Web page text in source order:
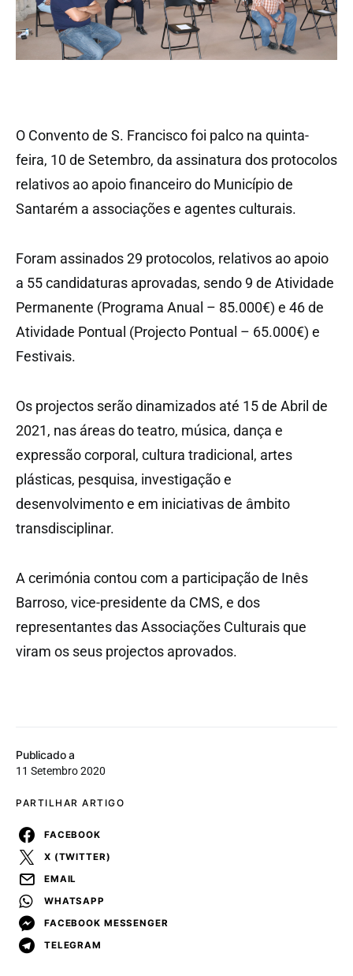
Publicado a
11 Setembro 2020
PARTILHAR ARTIGO
FACEBOOK
X (TWITTER)
EMAIL
WHATSAPP
FACEBOOK MESSENGER
TELEGRAM
O Convento de S. Francisco foi palco na quinta-
feira, 10 de Setembro, da assinatura dos protocolos
relativos ao apoio financeiro do Município de
Santarém a associações e agentes culturais.
Foram assinados 29 protocolos, relativos ao apoio
a 55 candidaturas aprovadas, sendo 9 de Atividade
Permanente (Programa Anual – 85.000€) e 46 de
Atividade Pontual (Projecto Pontual – 65.000€) e
Festivais.
Os projectos serão dinamizados até 15 de Abril de
2021, nas áreas do teatro, música, dança e
expressão corporal, cultura tradicional, artes
plásticas, pesquisa, investigação e
desenvolvimento e em iniciativas de âmbito
transdisciplinar.
A cerimónia contou com a participação de Inês
Barroso, vice-presidente da CMS, e dos
representantes das Associações Culturais que
viram os seus projectos aprovados.